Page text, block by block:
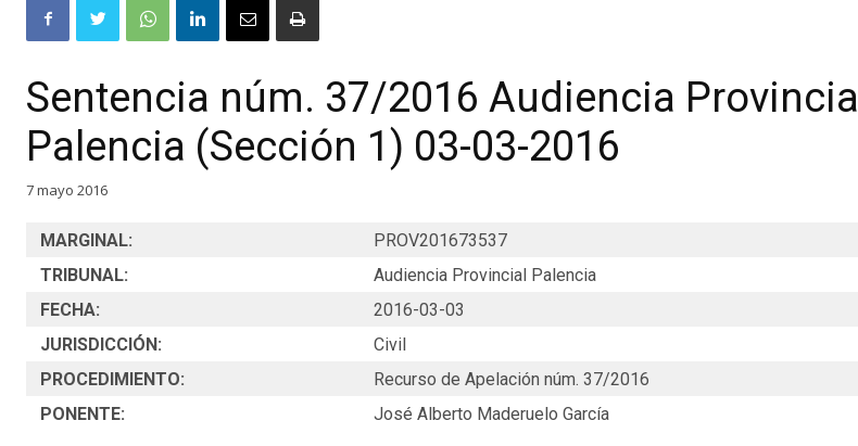
Sentencia núm. 37/2016 Audiencia Provincial
Palencia (Sección 1) 03-03-2016
7 mayo 2016
MARGINAL:
PROV201673537
TRIBUNAL:
Audiencia Provincial Palencia
FECHA:
2016-03-03
JURISDICCIÓN:
Civil
PROCEDIMIENTO:
Recurso de Apelación núm. 37/2016
PONENTE:
José Alberto Maderuelo García